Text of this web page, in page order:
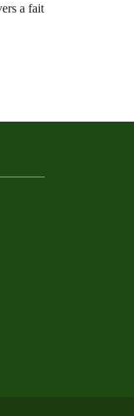
a fait